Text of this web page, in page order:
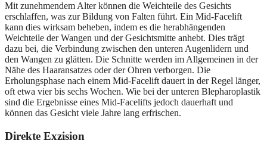
Mit zunehmendem Alter können die Weichteile des Gesichts
erschlaffen, was zur Bildung von Falten führt. Ein Mid-Facelift
kann dies wirksam beheben, indem es die herabhängenden
Weichteile der Wangen und der Gesichtsmitte anhebt. Dies trägt
dazu bei, die Verbindung zwischen den unteren Augenlidern und
den Wangen zu glätten. Die Schnitte werden im Allgemeinen in der
Nähe des Haaransatzes oder der Ohren verborgen. Die
Erholungsphase nach einem Mid-Facelift dauert in der Regel länger,
oft etwa vier bis sechs Wochen. Wie bei der unteren Blepharoplastik
sind die Ergebnisse eines Mid-Facelifts jedoch dauerhaft und
können das Gesicht viele Jahre lang erfrischen.
Direkte Exzision